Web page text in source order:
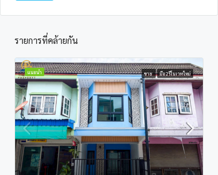
รายการที่คล้ายกัน
แนะนำ ขาย มือ2รีโนเวทใหม่